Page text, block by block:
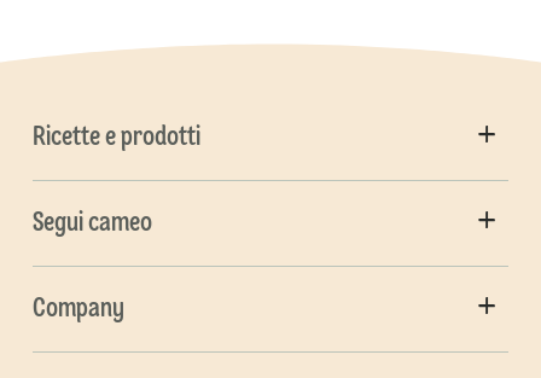
Ricette e prodotti
Segui cameo
Company